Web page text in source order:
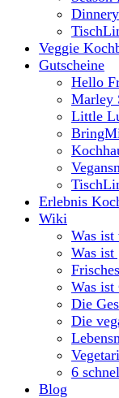
Veggie
Gutscheine
Hello
Marley
Little
Erlebnis
Wiki
Was ist
Was ist
Was ist
Die
Die
6
Blog